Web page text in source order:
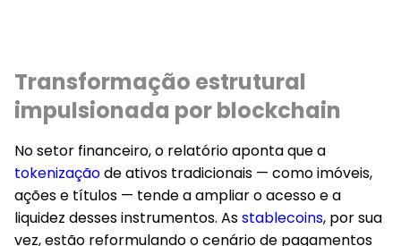
Transformação estrutural
impulsionada por blockchain
No setor financeiro, o relatório aponta que a
tokenizaçãode ativos tradicionais — como imóveis,
ações e títulos — tende a ampliar o acesso e a
liquidez desses instrumentos. Asstablecoins, por sua
vez, estão reformulando o cenário de pagamentos